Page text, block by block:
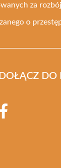
za
o
DOŁĄCZ DO